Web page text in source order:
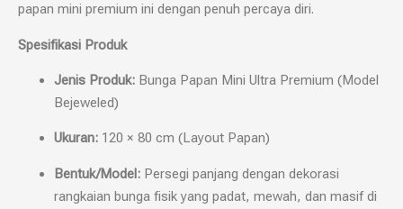
papan mini premium ini dengan penuh percaya diri.
Spesifikasi Produk
Jenis Produk: Bunga Papan Mini Ultra Premium (Model
Bejeweled)
Ukuran: 120 × 80 cm (Layout Papan)
Bentuk/Model: Persegi panjang dengan dekorasi
rangkaian bunga fisik yang padat, mewah, dan masif di